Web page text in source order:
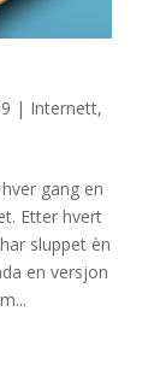
| Internett,
gang en
Etter hvert
sluppet èn
en versjon